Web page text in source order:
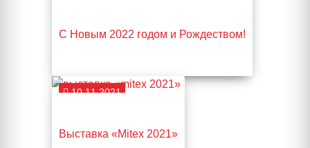
С Новым 2022 годом и Рождеством!
10.11.2021
Выставка «Mitex 2021»